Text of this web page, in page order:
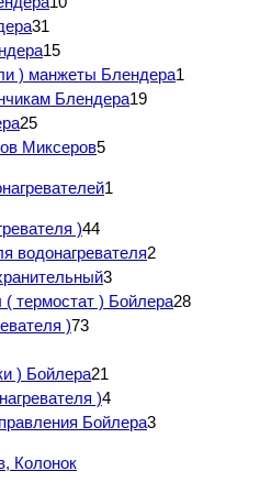
31
15
) манжеты Блендера1
Блендера19
25
Миксеров5
1
)44
водонагревателя2
3
( термостат ) Бойлера28
)73
) Бойлера21
)4
Бойлера3
Колонок